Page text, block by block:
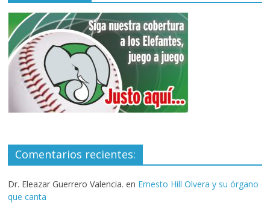
Comentarios recientes:
Dr. Eleazar Guerrero Valencia. en Ernesto Hill Olvera y su órgano
que canta